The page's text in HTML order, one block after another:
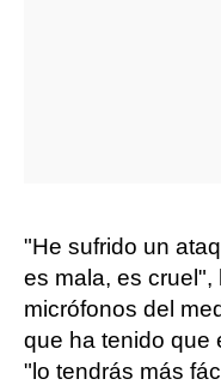
"He sufrido un
es mala, es
micrófonos del
que ha tenido que
"lo tendrás más